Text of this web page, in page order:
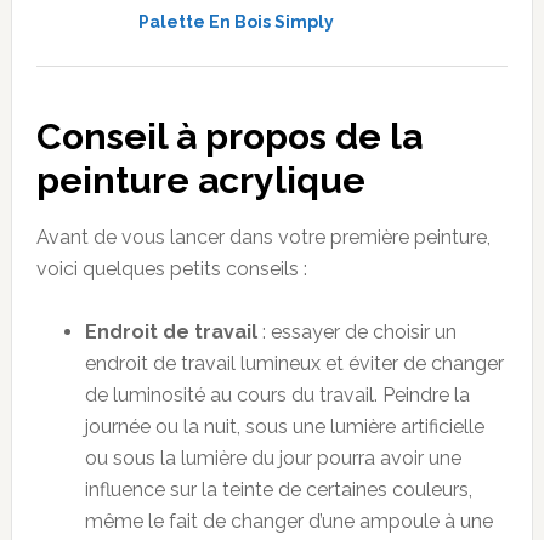
Palette En Bois Simply
Conseil à propos de la
peinture acrylique
Avant de vous lancer dans votre première peinture,
voici quelques petits conseils :
Endroit de travail : essayer de choisir un
endroit de travail lumineux et éviter de changer
de luminosité au cours du travail. Peindre la
journée ou la nuit, sous une lumière artificielle
ou sous la lumière du jour pourra avoir une
influence sur la teinte de certaines couleurs,
même le fait de changer d’une ampoule à une